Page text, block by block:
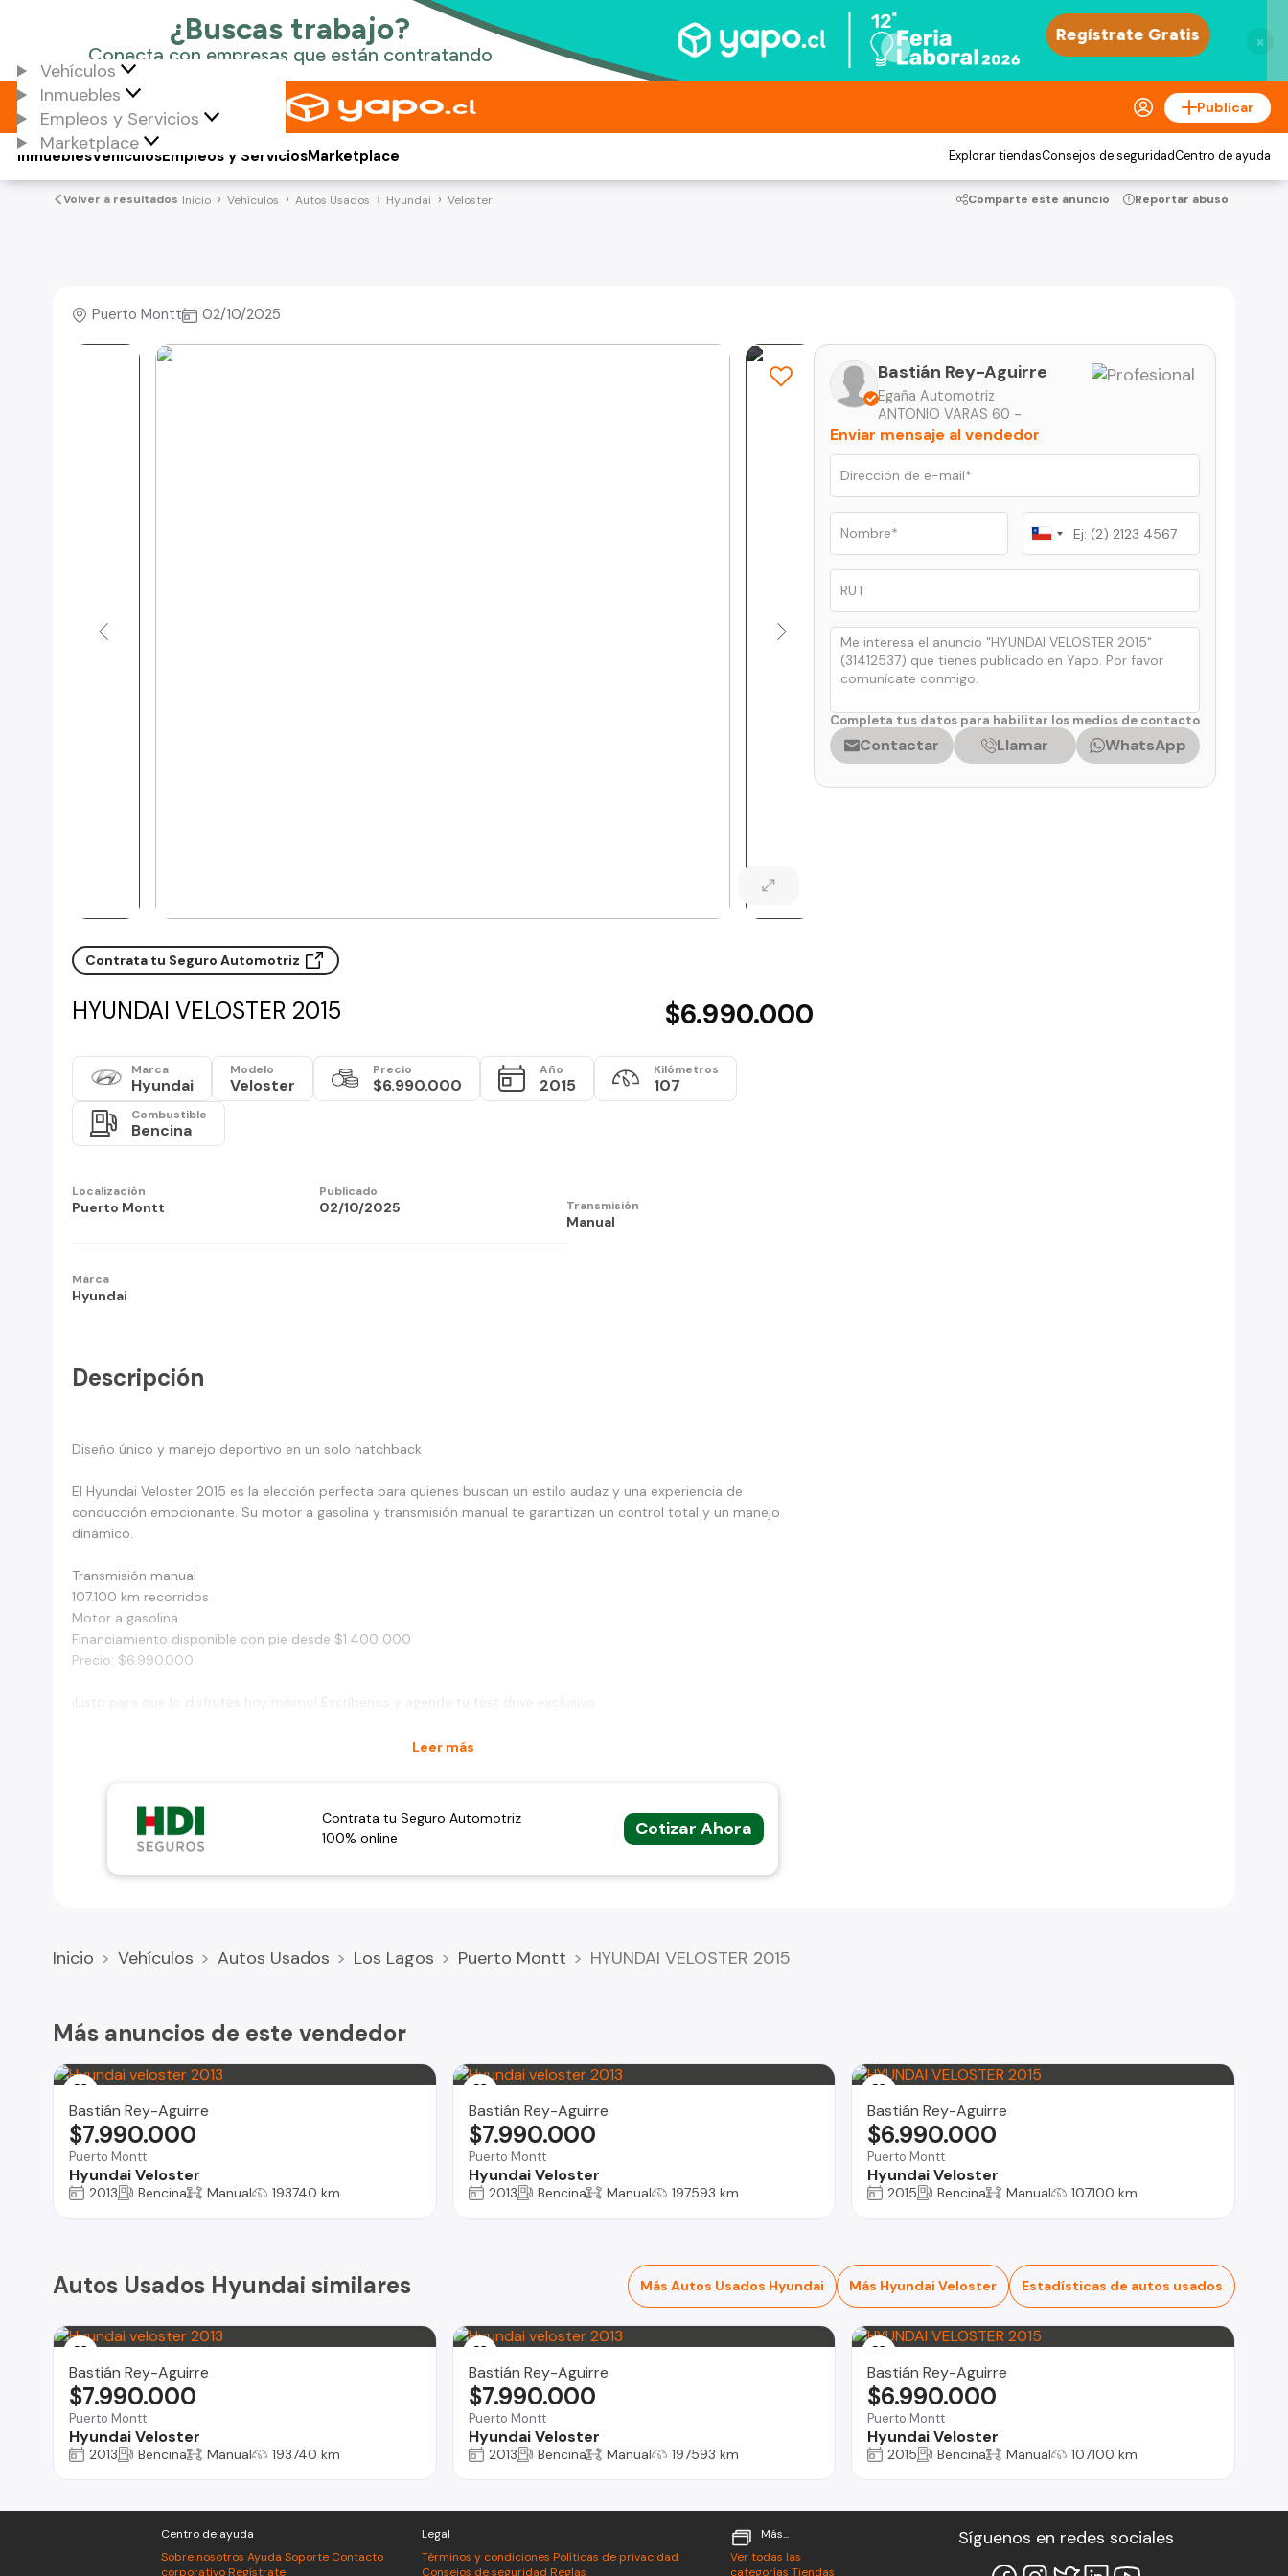
×
Vehículos
Inmuebles
Empleos y Servicios
Marketplace
Publicar
Vehículos
Inmuebles Empleos y ServiciosMarketplace Explorar tiendasConsejos de seguridadCentro de ayuda
Volver a resultados Inicio Vehículos Autos Usados Hyundai Veloster Comparte este anuncio Reportar abuso
Puerto Montt 02/10/2025
Contrata tu Seguro Automotriz
HYUNDAI VELOSTER 2015 $6.990.000
Marca
Hyundai
Modelo
Veloster
Precio
$6.990.000
Año
2015
Kilómetros
107
Combustible
Bencina
Localización
Puerto Montt
Publicado
02/10/2025 Transmisión
Manual
Marca
Hyundai
Descripción
Diseño único y manejo deportivo en un solo hatchback
El Hyundai Veloster 2015 es la elección perfecta para quienes buscan un estilo audaz y una experiencia de
conducción emocionante. Su motor a gasolina y transmisión manual te garantizan un control total y un manejo
dinámico.
Transmisión manual
107.100 km recorridos
Motor a gasolina
Financiamiento disponible con pie desde $1.400..000
Precio: $6.990.000
#Hyundai #Veloster #Hatchback #Deportivo #AutoUsado #EgañaAutomotriz
Leer más
Contrata tu Seguro Automotriz
100% online
Cotizar Ahora
Bastián Rey-Aguirre
Egaña Automotriz
ANTONIO VARAS 60 -
Enviar mensaje al vendedor
Chile
+56
Completa tus datos para habilitar los medios de contacto
Contactar Llamar WhatsApp
Inicio Vehículos Autos Usados Los Lagos Puerto Montt HYUNDAI VELOSTER 2015
Más anuncios de este vendedor
Bastián Rey-Aguirre
Puerto Montt
Hyundai Veloster
$7.990.000
2013 Bencina Manual 193740 km
Bastián Rey-Aguirre
Puerto Montt
Hyundai Veloster
$7.990.000
2013 Bencina Manual 197593 km
Bastián Rey-Aguirre
Puerto Montt
Hyundai Veloster
$6.990.000
2015 Bencina Manual 107100 km
Autos Usados Hyundai similares Más Autos Usados Hyundai Más Hyundai Veloster Estadísticas de autos usados
Bastián Rey-Aguirre
Puerto Montt
Hyundai Veloster
$7.990.000
2013 Bencina Manual 193740 km
Bastián Rey-Aguirre
Puerto Montt
Hyundai Veloster
$7.990.000
2013 Bencina Manual 197593 km
Bastián Rey-Aguirre
Puerto Montt
Hyundai Veloster
$6.990.000
2015 Bencina Manual 107100 km
Centro de ayuda
Sobre nosotros Ayuda Soporte Contacto
corporativo Regístrate
Legal
Términos y condiciones Políticas de privacidad
Consejos de seguridad Reglas
Más...
Ver todas las
categorías Tiendas
Síguenos en redes sociales